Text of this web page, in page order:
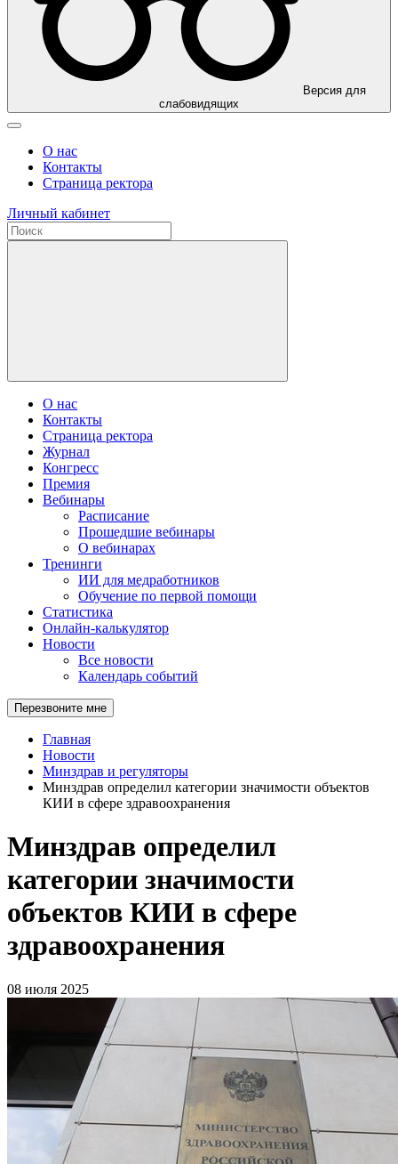
Версия для
слабовидящих
О нас
Контакты
Страница ректора
Личный кабинет
О нас
Контакты
Страница ректора
Журнал
Конгресс
Премия
Вебинары
Расписание
Прошедшие вебинары
О вебинарах
Тренинги
ИИ для медработников
Обучение по первой помощи
Статистика
Онлайн-калькулятор
Новости
Все новости
Календарь событий
Перезвоните мне
Главная
Новости
Минздрав и регуляторы
Минздрав определил категории значимости объектов
КИИ в сфере здравоохранения
Минздрав определил
категории значимости
объектов КИИ в сфере
здравоохранения
08 июля 2025